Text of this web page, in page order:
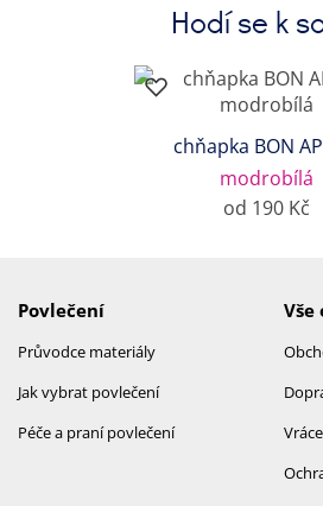
Hodí se k
chňapka BON
modrobílá
od 190 Kč
Povlečení
Průvodce materiály
Jak vybrat povlečení
Péče a praní povlečení
Vše